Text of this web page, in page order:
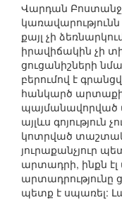
Վարդան
քայլ չի
իրավիճակին չի
ցուցանիշների
բերումով է
հանկարծ
պայմանավորված
այլևս գոյություն
կոտրված
յուրաքանչյուր
արտադրի, ինքն
արտադրությունը
պետք է սպառել: